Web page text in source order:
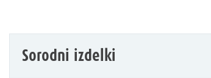
Sorodni izdelki